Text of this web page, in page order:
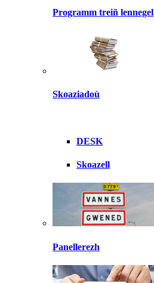
Programm treiñ lennegel
Skoaziadoù
DESK
Skoazell
Panellerezh